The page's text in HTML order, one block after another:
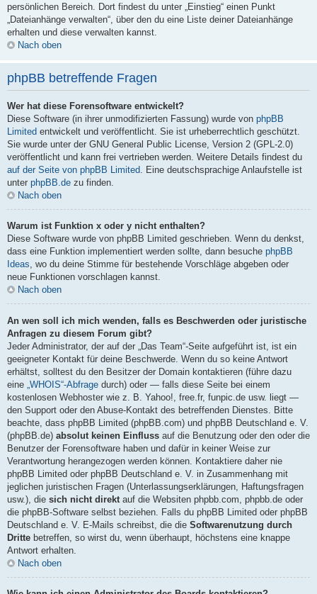
persönlichen Bereich. Dort findest du unter „Einstieg“ einen Punkt
„Dateianhänge verwalten“, über den du eine Liste deiner Dateianhänge
erhalten und diese verwalten kannst.
Nach oben
phpBB betreffende Fragen
Wer hat diese Forensoftware entwickelt?
Diese Software (in ihrer unmodifizierten Fassung) wurde von phpBB
Limited entwickelt und veröffentlicht. Sie ist urheberrechtlich geschützt.
Sie wurde unter der GNU General Public License, Version 2 (GPL-2.0)
veröffentlicht und kann frei vertrieben werden. Weitere Details findest du
auf der Seite von phpBB Limited. Eine deutschsprachige Anlaufstelle ist
unter phpBB.de zu finden.
Nach oben
Warum ist Funktion x oder y nicht enthalten?
Diese Software wurde von phpBB Limited geschrieben. Wenn du denkst,
dass eine Funktion implementiert werden sollte, dann besuche phpBB
Ideas, wo du deine Stimme für bestehende Vorschläge abgeben oder
neue Funktionen vorschlagen kannst.
Nach oben
An wen soll ich mich wenden, falls es Beschwerden oder juristische
Anfragen zu diesem Forum gibt?
Jeder Administrator, der auf der „Das Team“-Seite aufgeführt ist, ist ein
geeigneter Kontakt für deine Beschwerde. Wenn du so keine Antwort
erhältst, solltest du den Besitzer der Domain kontaktieren (führe dazu
eine „WHOIS“-Abfrage durch) oder — falls diese Seite bei einem
kostenlosen Webhoster wie z. B. Yahoo!, free.fr, funpic.de usw. liegt —
den Support oder den Abuse-Kontakt des betreffenden Dienstes. Bitte
beachte, dass phpBB Limited (phpBB.com) und phpBB Deutschland e. V.
(phpBB.de) absolut keinen Einfluss auf die Benutzung oder den oder die
Benutzer der Forensoftware haben und dafür in keiner Weise zur
Verantwortung herangezogen werden können. Kontaktiere daher nie
phpBB Limited oder phpBB Deutschland e. V. in Zusammenhang mit
jeglichen juristischen Fragen (Unterlassungserklärungen, Haftungsfragen
usw.), die sich nicht direkt auf die Websiten phpbb.com, phpbb.de oder
die phpBB-Software selbst beziehen. Falls du phpBB Limited oder phpBB
Deutschland e. V. E-Mails schreibst, die die Softwarenutzung durch
Dritte betreffen, so wirst du, wenn überhaupt, höchstens eine knappe
Antwort erhalten.
Nach oben